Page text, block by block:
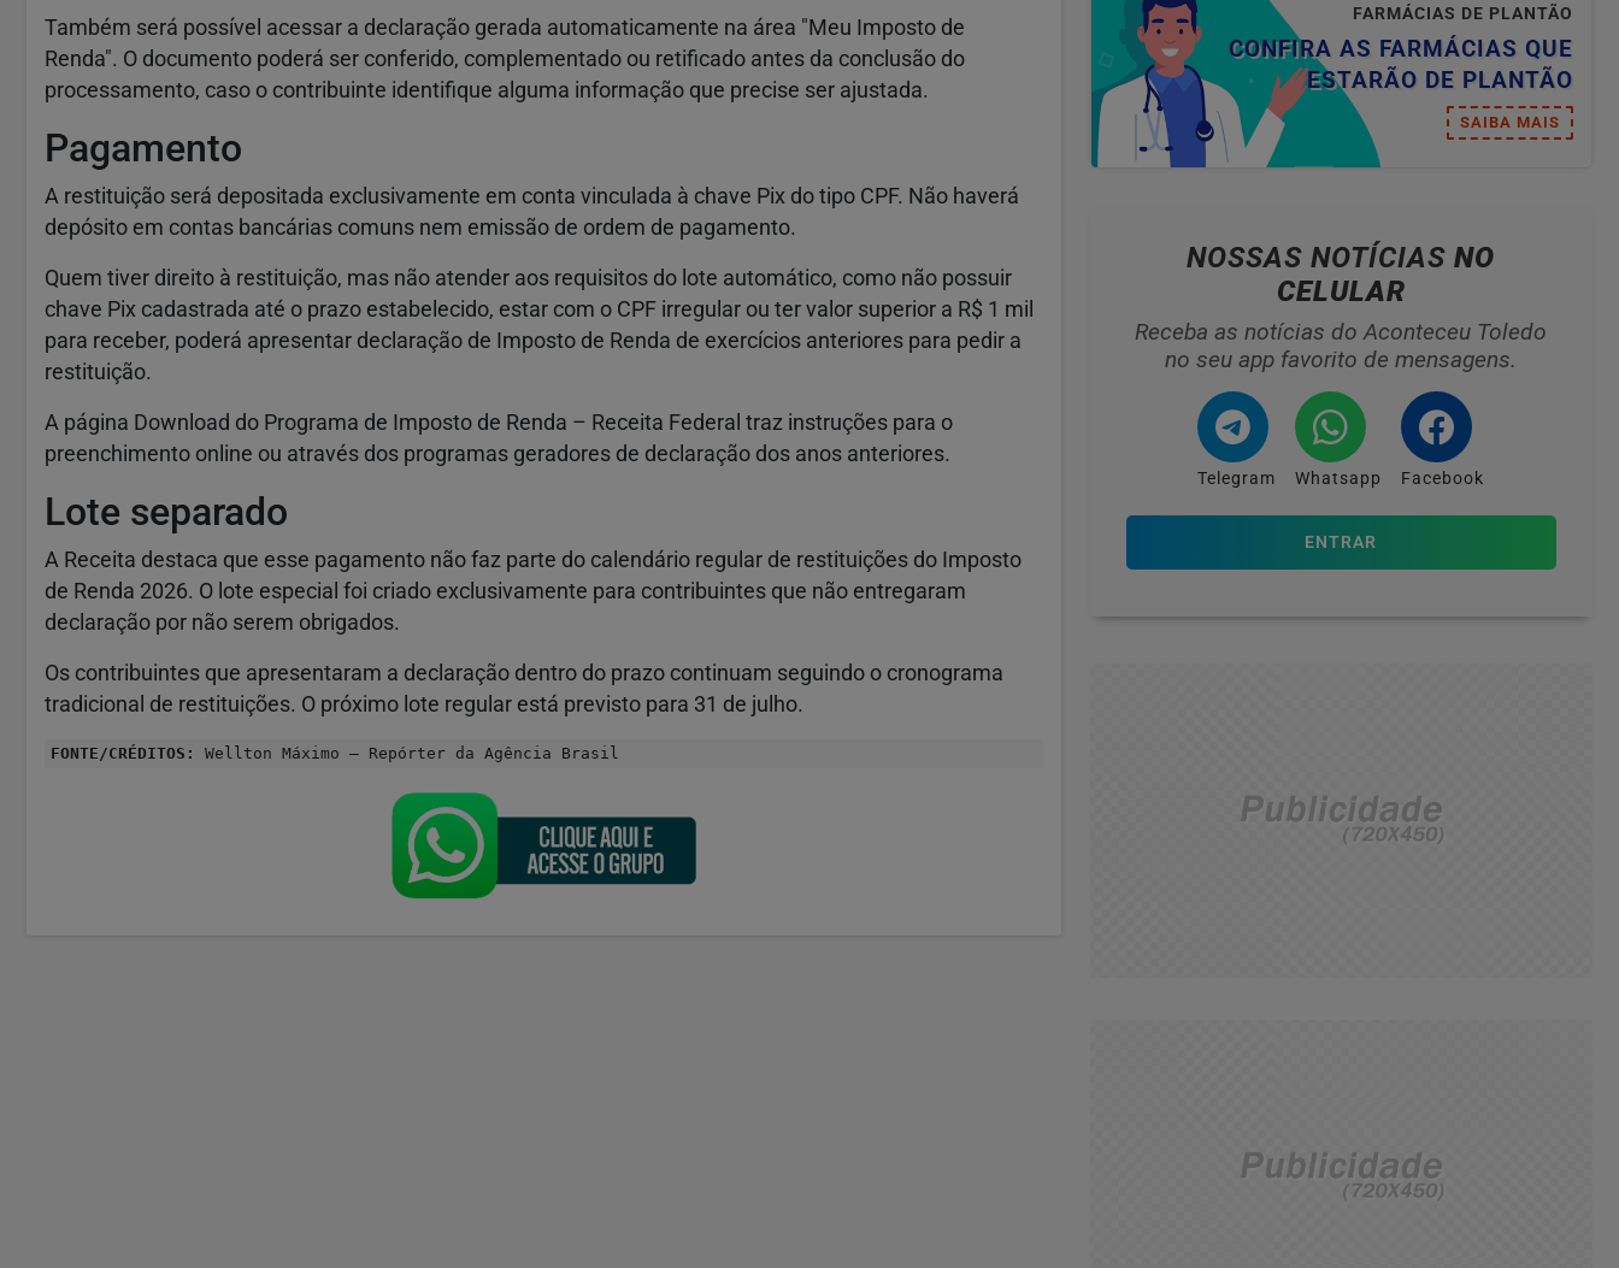
Também será possível acessar a declaração gerada automaticamente na área "Meu Imposto de
Renda". O documento poderá ser conferido, complementado ou retificado antes da conclusão do
processamento, caso o contribuinte identifique alguma informação que precise ser ajustada.
Pagamento
A restituição será depositada exclusivamente em conta vinculada à chave Pix do tipo CPF. Não haverá
depósito em contas bancárias comuns nem emissão de ordem de pagamento.
Quem tiver direito à restituição, mas não atender aos requisitos do lote automático, como não possuir
chave Pix cadastrada até o prazo estabelecido, estar com o CPF irregular ou ter valor superior a R$ 1 mil
para receber, poderá apresentar declaração de Imposto de Renda de exercícios anteriores para pedir a
restituição.
A página Download do Programa de Imposto de Renda – Receita Federal traz instruções para o
preenchimento online ou através dos programas geradores de declaração dos anos anteriores.
Lote separado
A Receita destaca que esse pagamento não faz parte do calendário regular de restituições do Imposto
de Renda 2026. O lote especial foi criado exclusivamente para contribuintes que não entregaram
declaração por não serem obrigados.
Os contribuintes que apresentaram a declaração dentro do prazo continuam seguindo o cronograma
tradicional de restituições. O próximo lote regular está previsto para 31 de julho.
FONTE/CRÉDITOS: Wellton Máximo – Repórter da Agência Brasil
FARMÁCIAS DE PLANTÃO
CONFIRA AS FARMÁCIAS QUE
ESTARÃO DE PLANTÃO
SAIBA MAIS
NOSSAS NOTÍCIASNO
CELULAR
Receba as notícias do Aconteceu Toledo
no seu app favorito de mensagens.
Telegram Whatsapp Facebook
ENTRAR